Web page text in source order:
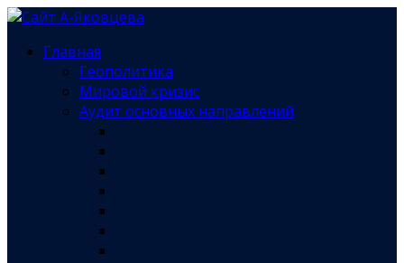
Главная
Геополитика
Мировой кризис
Аудит основных направлений